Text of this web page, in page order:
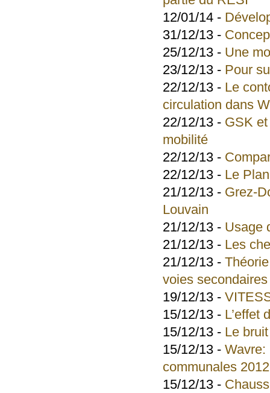
12/01/14 -
31/12/13 -
25/12/13 - Une
23/12/13 - Pour
22/12/13 - Le
circulation dans
22/12/13 - GSK
mobilité
22/12/13 -
22/12/13 - Le
21/12/13 - Grez-
Louvain
21/12/13 - Usage
21/12/13 - Les
21/12/13 -
voies secondaires
19/12/13 -
15/12/13 - L’effet
15/12/13 - Le
15/12/13 - Wavre:
communales 2012
15/12/13 -